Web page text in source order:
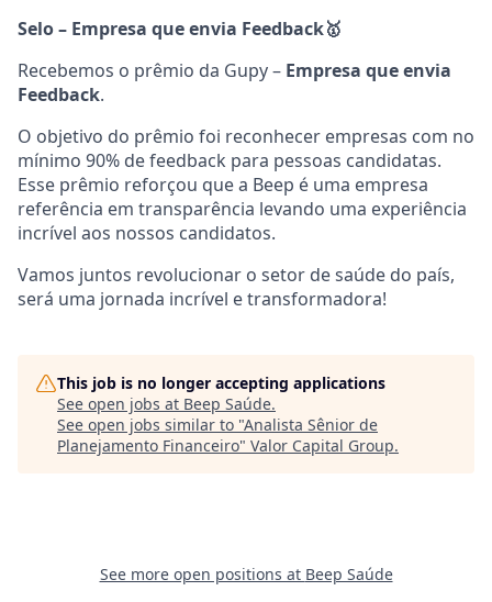
Selo – Empresa que envia Feedback🥇
Recebemos o prêmio da Gupy – Empresa que envia
Feedback.
O objetivo do prêmio foi reconhecer empresas com no
mínimo 90% de feedback para pessoas candidatas.
Esse prêmio reforçou que a Beep é uma empresa
referência em transparência levando uma experiência
incrível aos nossos candidatos.
Vamos juntos revolucionar o setor de saúde do país,
será uma jornada incrível e transformadora!
This job is no longer accepting applications
See open jobs at Beep Saúde.
See open jobs similar to "Analista Sênior de
Planejamento Financeiro" Valor Capital Group.
See more open positions at Beep Saúde